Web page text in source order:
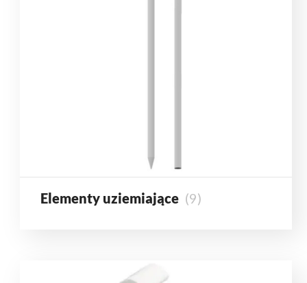
Elementy uziemiające (9)